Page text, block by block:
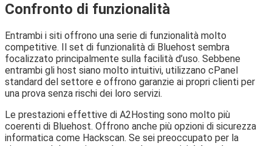
Confronto di funzionalità
Entrambi i siti offrono una serie di funzionalità molto
competitive. Il set di funzionalità di Bluehost sembra
focalizzato principalmente sulla facilità d’uso. Sebbene
entrambi gli host siano molto intuitivi, utilizzano cPanel
standard del settore e offrono garanzie ai propri clienti per
una prova senza rischi dei loro servizi.
Le prestazioni effettive di A2Hosting sono molto più
coerenti di Bluehost. Offrono anche più opzioni di sicurezza
informatica come Hackscan. Se sei preoccupato per la